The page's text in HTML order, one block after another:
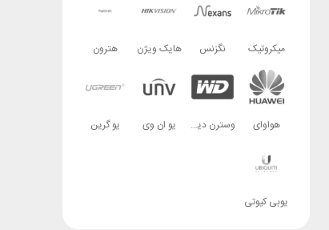
میکروتیک نگزنس هایک ویژن هترون
هواوای وسترن دیجیتال یو ان وی یو گرین
یوبی کیوتی